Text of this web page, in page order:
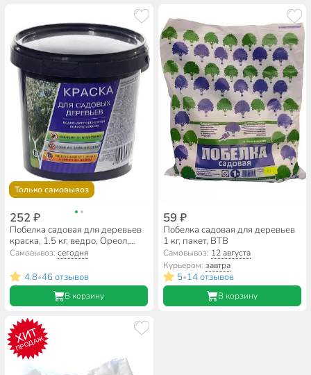
Только самовывоз
252 ₽
Побелка садовая для деревьев
краска, 1.5 кг, ведро, Ореол,
63562
Самовывоз:сегодня
4.8•46 отзывов
В корзину
59 ₽
Побелка садовая для деревьев
1 кг, пакет, ВТВ
Самовывоз: 12 августа
Курьером: завтра
5•14 отзывов
В корзину
ХИТ
ПРОДАЖ